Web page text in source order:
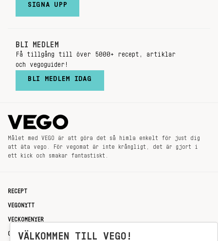
SIGNA UPP
BLI MEDLEM
Få tillgång till över 5000+ recept, artiklar
och vegoguider!
BLI MEDLEM IDAG
Målet med VEGO är att göra det så himla enkelt för just dig
att äta vego. För vegomat är inte krångligt, det är gjort i
ett kick och smakar fantastiskt.
RECEPT
VEGONYTT
VECKOMENYER
OM OSSVÄLKOMMEN TILL VEGO!